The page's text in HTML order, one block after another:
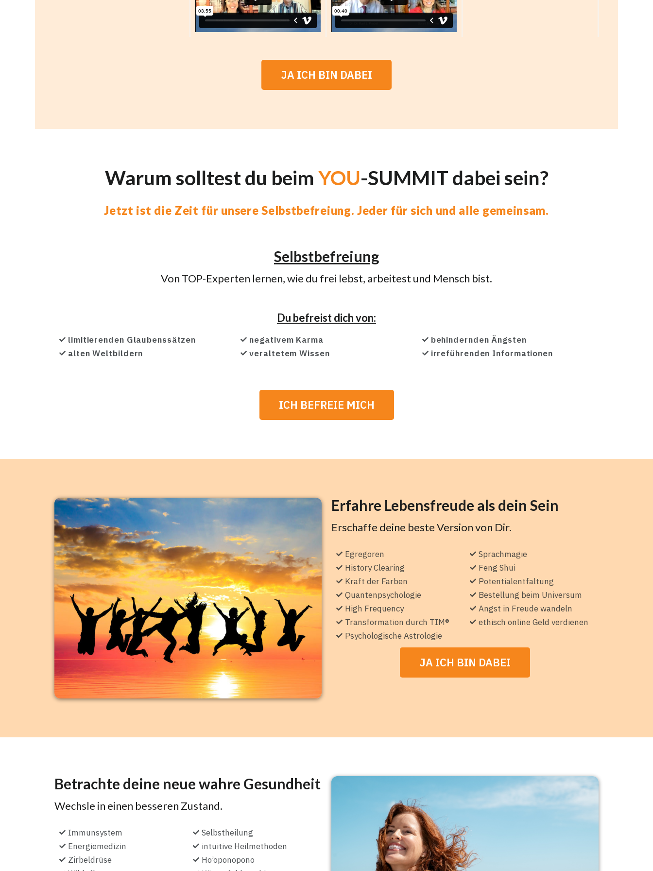
JA ICH BIN DABEI
Warum solltest du beim YOU-SUMMIT dabei sein?
Jetzt ist die Zeit für unsere Selbstbefreiung. Jeder für sich und alle gemeinsam.
Selbstbefreiung
Von TOP-Experten lernen, wie du frei lebst, arbeitest und Mensch bist.
Du befreist dich von:
limitierenden Glaubenssätzen
alten Weltbildern
negativem Karma
veraltetem Wissen
behindernden Ängsten
irreführenden Informationen
ICH BEFREIE MICH
Erfahre Lebensfreude als dein Sein
Erschaffe deine beste Version von Dir.
Egregoren
History Clearing
Kraft der Farben
Quantenpsychologie
High Frequency
Transformation durch TIM®
Psychologische Astrologie
Sprachmagie
Feng Shui
Potentialentfaltung
Bestellung beim Universum
Angst in Freude wandeln
ethisch online Geld verdienen
JA ICH BIN DABEI
Betrachte deine neue wahre Gesundheit
Wechsle in einen besseren Zustand.
Immunsystem
Energiemedizin
Zirbeldrüse
Selbstheilung
intuitive Heilmethoden
Ho’oponopono